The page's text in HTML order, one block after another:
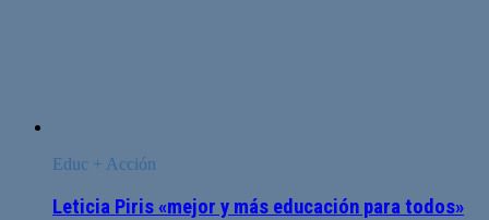
Educ + Acción
Leticia Piris «mejor y más educación para todos»